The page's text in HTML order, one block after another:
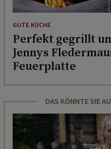
GUTE KÜCHE
Perfekt gegrillt
Jennys
Feuerplatte
DAS KÖNNTE SIE